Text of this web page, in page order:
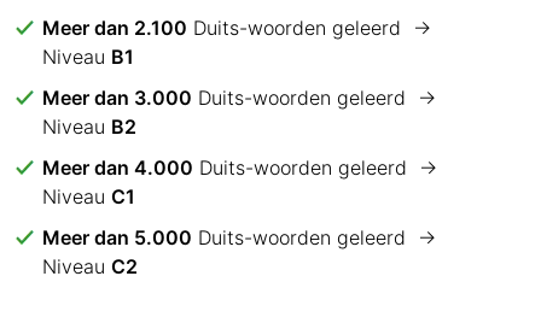
Meer dan 2.100 Duits-woorden geleerd →
Niveau B1
Meer dan 3.000 Duits-woorden geleerd →
Niveau B2
Meer dan 4.000 Duits-woorden geleerd →
Niveau C1
Meer dan 5.000 Duits-woorden geleerd →
Niveau C2